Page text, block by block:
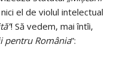
el de violul intelectual
! Să vedem, mai întîi,
pentru România”: